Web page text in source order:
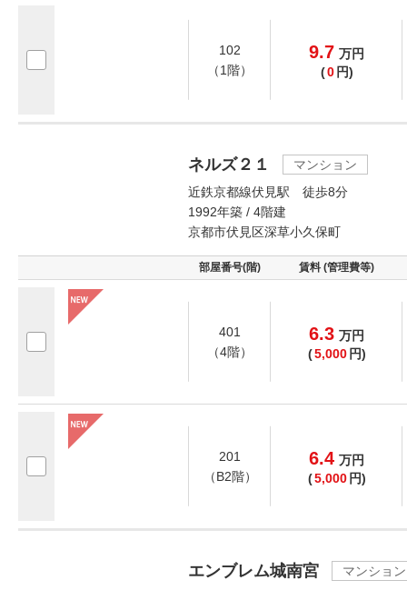
102
（1階）
9.7 万円
(0 円)
ネルズ２１
マンション
近鉄京都線伏見駅 徒歩8分
1992年築 / 4階建
京都市伏見区深草小久保町
部屋番号(階) 賃料 (管理費等)
401
（4階）
6.3 万円
(5,000 円)
201
（B2階）
6.4 万円
(5,000 円)
エンブレム城南宮
マンション